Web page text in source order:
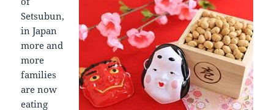
Setsubun,
in Japan
more and
more
families
are now
eating